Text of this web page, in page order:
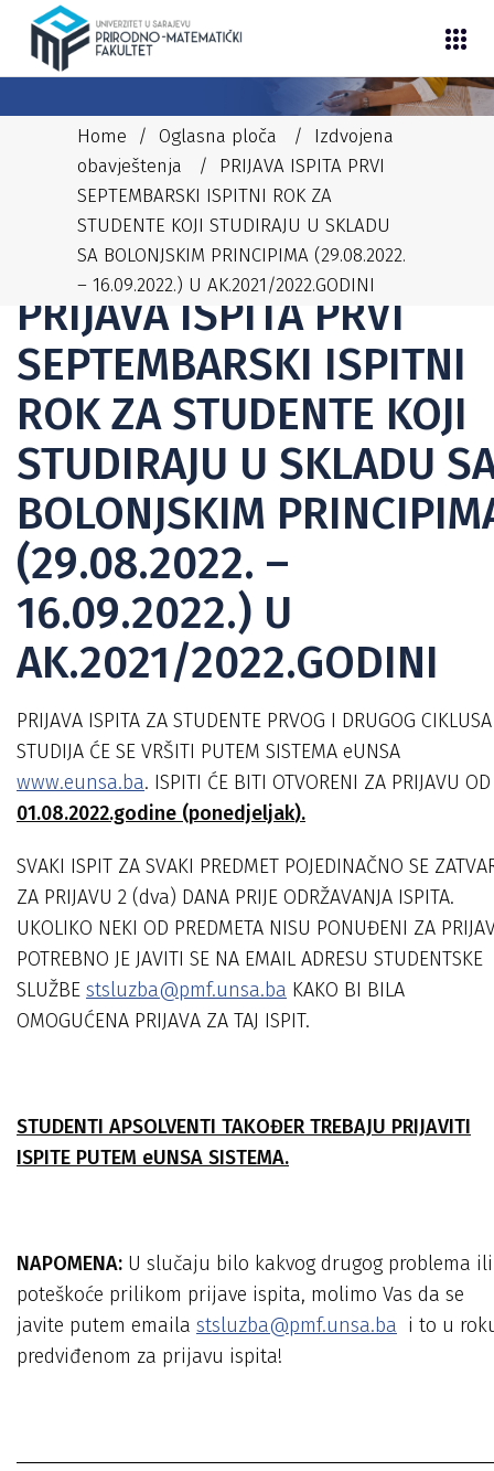
Home / Oglasna ploča / Izdvojena
obavještenja
/ PRIJAVA ISPITA PRVI
SEPTEMBARSKI ISPITNI ROK ZA
STUDENTE KOJI STUDIRAJU U SKLADU
SA BOLONJSKIM PRINCIPIMA (29.08.2022.
– 16.09.2022.) U AK.2021/2022.GODINI
22/07/2022
NEDIM
IZDVOJENA OBAVJEŠTENJA , STUDENTSKA SLUŽBA
PRIJAVA ISPITA PRVI
SEPTEMBARSKI ISPITNI
ROK ZA STUDENTE KOJI
STUDIRAJU U SKLADU
BOLONJSKIM
(29.08.2022. –
16.09.2022.) U
AK.2021/2022.GODINI
PRIJAVA ISPITA ZA STUDENTE PRVOG I DRUGOG CIKLUSA
STUDIJA ĆE SE VRŠITI PUTEM SISTEMA eUNSA
www.eunsa.ba. ISPITI ĆE BITI OTVORENI ZA PRIJAVU OD
01.08.2022.godine (ponedjeljak).
SVAKI ISPIT ZA SVAKI PREDMET POJEDINAČNO SE
ZA PRIJAVU 2 (dva) DANA PRIJE ODRŽAVANJA ISPITA.
UKOLIKO NEKI OD PREDMETA NISU PONUĐENI ZA
POTREBNO JE JAVITI SE NA EMAIL ADRESU STUDENTSKE
SLUŽBE stsluzba@pmf.unsa.ba KAKO BI BILA
OMOGUĆENA PRIJAVA ZA TAJ ISPIT.
STUDENTI APSOLVENTI TAKOĐER TREBAJU PRIJAVITI
ISPITE PUTEM eUNSA SISTEMA.
NAPOMENA: U slučaju bilo kakvog drugog problema ili
poteškoće prilikom prijave ispita, molimo Vas da se
javite putem emaila stsluzba@pmf.unsa.ba i to u
predviđenom za prijavu ispita!